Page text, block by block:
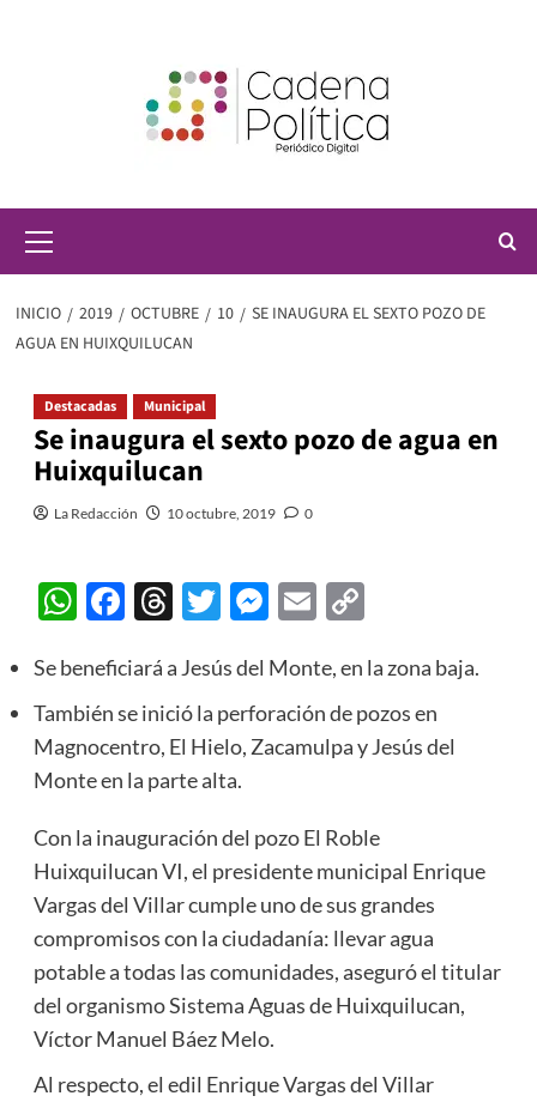
principal
INICIO 2019 OCTUBRE 10
SE INAUGURA EL SEXTO POZO DE
AGUA EN HUIXQUILUCAN
Destacadas Municipal
Se inaugura el sexto pozo de agua en
Huixquilucan
La Redacción 10 octubre, 2019 0
WhatsApp
Facebook
Threads
Twitter
Messenger
EmailCopy
Se beneficiará a Jesús del Monte, en la zona baja.
También se inició la perforación de pozos en
Magnocentro, El Hielo, Zacamulpa y Jesús del
Monte en la parte alta.
Con la inauguración del pozo El Roble
Huixquilucan VI, el presidente municipal Enrique
Vargas del Villar cumple uno de sus grandes
compromisos con la ciudadanía: llevar agua
potable a todas las comunidades, aseguró el titular
del organismo Sistema Aguas de Huixquilucan,
Víctor Manuel Báez Melo.
Al respecto, el edil Enrique Vargas del Villar